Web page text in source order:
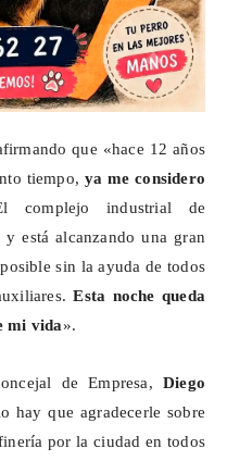
que «hace 12 años
tiempo, ya me considero
complejo industrial de
está alcanzando una gran
sin la ayuda de todos
Esta noche queda
mi vida».
de Empresa, Diego
hay que agradecerle sobre
por la ciudad en todos